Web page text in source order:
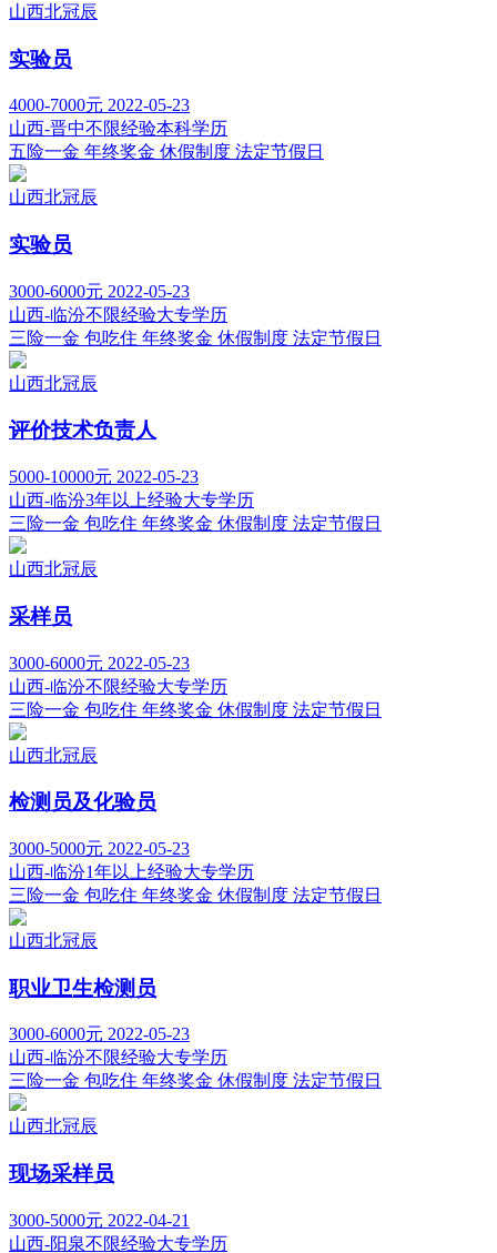
山西北冠辰
实验员
4000-7000元 2022-05-23
山西-晋中不限经验本科学历
五险一金 年终奖金 休假制度 法定节假日
山西北冠辰
实验员
3000-6000元 2022-05-23
山西-临汾不限经验大专学历
三险一金 包吃住 年终奖金 休假制度 法定节假日
山西北冠辰
评价技术负责人
5000-10000元 2022-05-23
山西-临汾3年以上经验大专学历
三险一金 包吃住 年终奖金 休假制度 法定节假日
山西北冠辰
采样员
3000-6000元 2022-05-23
山西-临汾不限经验大专学历
三险一金 包吃住 年终奖金 休假制度 法定节假日
山西北冠辰
检测员及化验员
3000-5000元 2022-05-23
山西-临汾1年以上经验大专学历
三险一金 包吃住 年终奖金 休假制度 法定节假日
山西北冠辰
职业卫生检测员
3000-6000元 2022-05-23
山西-临汾不限经验大专学历
三险一金 包吃住 年终奖金 休假制度 法定节假日
山西北冠辰
现场采样员
3000-5000元 2022-04-21
山西-阳泉不限经验大专学历